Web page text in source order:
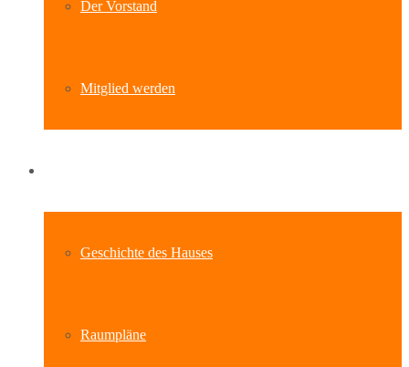
Der Vorstand
Mitglied werden
Geschichte des Hauses
Raumpläne